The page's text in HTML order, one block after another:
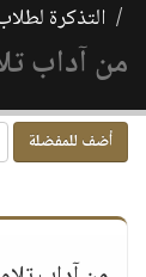
التذكرة
من آداب
أضف للمفضلة